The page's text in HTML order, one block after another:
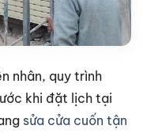
nhân, quy trình
khi đặt lịch tại
sửa cửa cuốn tận